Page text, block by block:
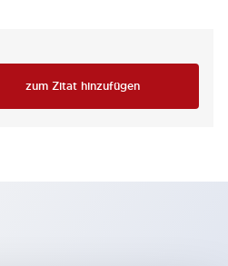
zum Zitat hinzufügen